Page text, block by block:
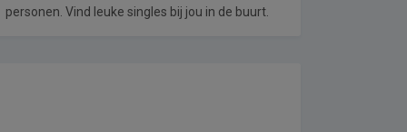
personen. Vind leuke singles bij jou in de buurt.